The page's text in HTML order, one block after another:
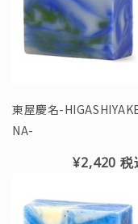
東屋慶名-
NA-
¥2,420税